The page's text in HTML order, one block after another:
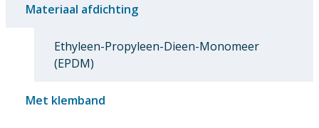
Materiaal afdichting
Ethyleen-Propyleen-Dieen-Monomeer
(EPDM)
Met klemband